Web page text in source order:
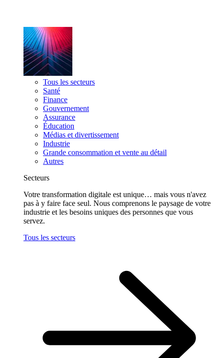
Tous les secteurs
Santé
Finance
Gouvernement
Assurance
Éducation
Médias et divertissement
Industrie
Grande consommation et vente au détail
Autres
Secteurs
Votre transformation digitale est unique… mais vous n'avez
pas à y faire face seul. Nous comprenons le paysage de votre
industrie et les besoins uniques des personnes que vous
servez.
Tous les secteurs